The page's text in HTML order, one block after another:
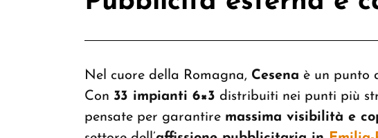
Nel cuore della Romagna, Cesena è un punto
Con 33 impianti 6×3 distribuiti nei punti più
pensate per garantire massima visibilità e